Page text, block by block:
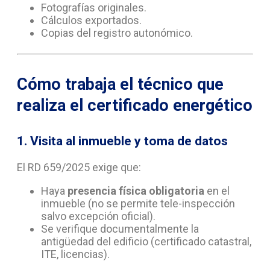
Fotografías originales.
Cálculos exportados.
Copias del registro autonómico.
Cómo trabaja el técnico que
realiza el certificado energético
1. Visita al inmueble y toma de datos
El RD 659/2025 exige que:
Haya presencia física obligatoria en el
inmueble (no se permite tele-inspección
salvo excepción oficial).
Se verifique documentalmente la
antigüedad del edificio (certificado catastral,
ITE, licencias).